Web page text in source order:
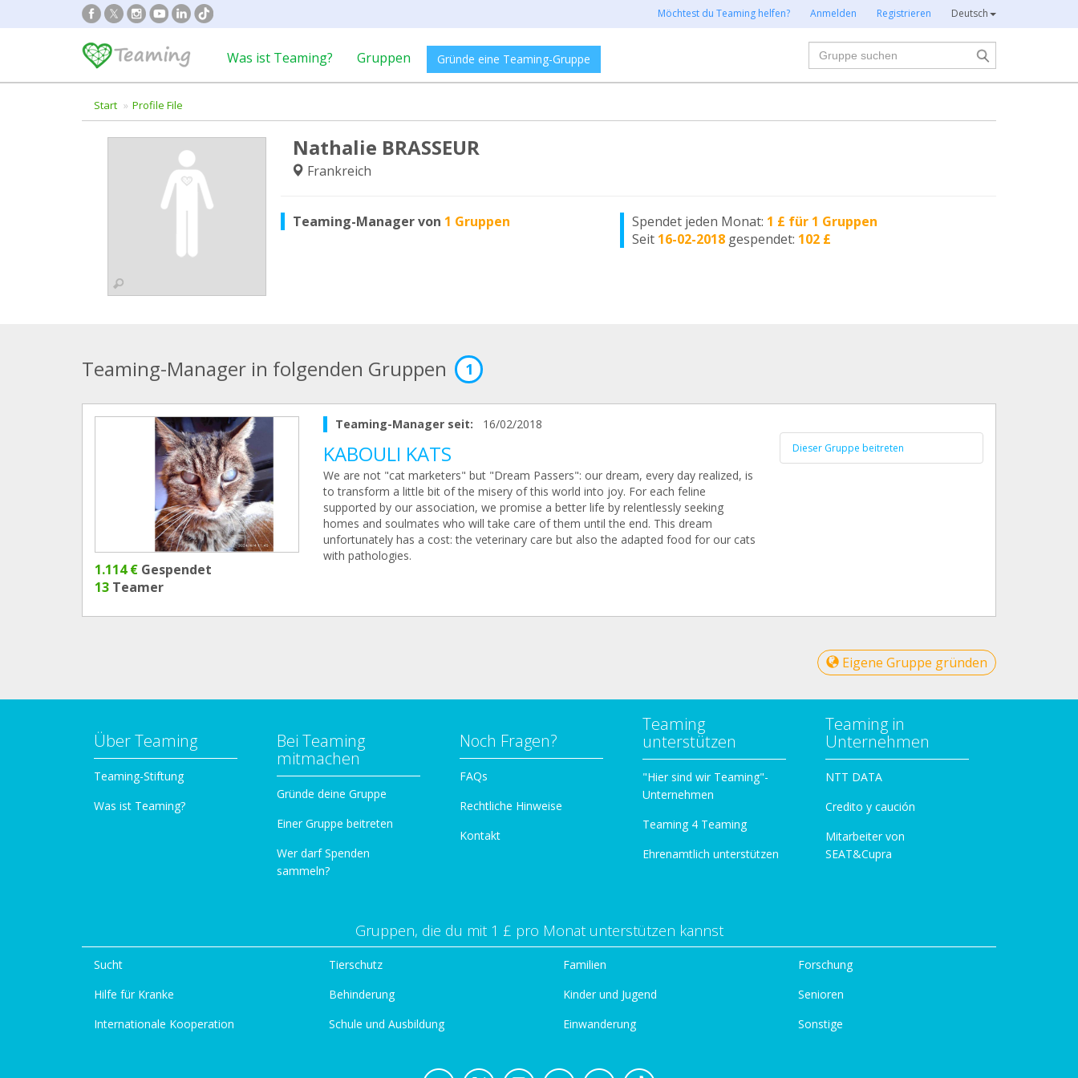
Möchtest du Teaming helfen? Anmelden Registrieren Deutsch
Was ist Teaming? Gruppen Gründe eine Teaming-Gruppe
Suche
Start Profile File
Nathalie BRASSEUR
Frankreich
Teaming-Manager von 1 Gruppen Spendet jeden Monat: 1 £ für 1 Gruppen
Seit 16-02-2018 gespendet: 102 £
Teaming-Manager in folgenden Gruppen 1
1.114 € Gespendet
13 Teamer
Teaming-Manager seit: 16/02/2018
KABOULI KATS
We are not "cat marketers" but "Dream Passers": our dream, every day realized, is
to transform a little bit of the misery of this world into joy. For each feline
supported by our association, we promise a better life by relentlessly seeking
homes and soulmates who will take care of them until the end. This dream
unfortunately has a cost: the veterinary care but also the adapted food for our cats
with pathologies.
Dieser Gruppe beitreten
Eigene Gruppe gründen
Über Teaming
Teaming-Stiftung
Was ist Teaming?
Bei Teaming
mitmachen
Gründe deine Gruppe
Einer Gruppe beitreten
Wer darf Spenden
sammeln?
Noch Fragen?
FAQs
Rechtliche Hinweise
Kontakt
Teaming
unterstützen
"Hier sind wir Teaming"-
Unternehmen
Teaming 4 Teaming
Ehrenamtlich unterstützen
Teaming in
Unternehmen
NTT DATA
Credito y caución
Mitarbeiter von
SEAT&Cupra
Gruppen, die du mit 1 £ pro Monat unterstützen kannst
Sucht
Hilfe für Kranke
Internationale Kooperation
Tierschutz
Behinderung
Schule und Ausbildung
Familien
Kinder und Jugend
Einwanderung
Forschung
Senioren
Sonstige